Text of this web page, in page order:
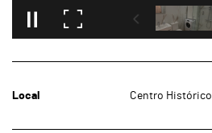
Local Centro Histórico